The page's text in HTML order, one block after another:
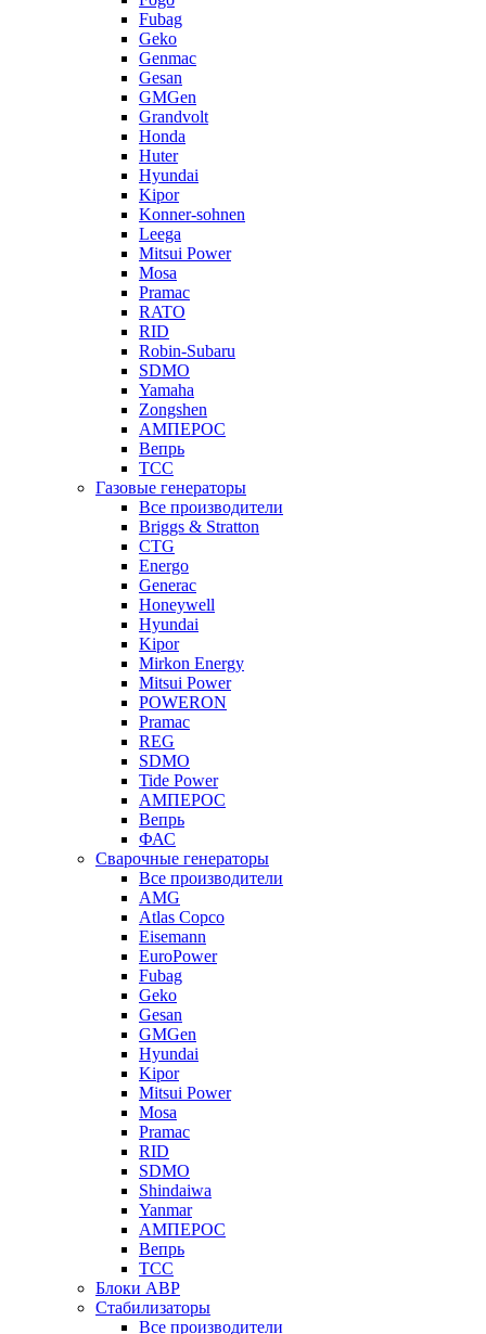
Fubag
Geko
Genmac
Gesan
GMGen
Grandvolt
Honda
Huter
Hyundai
Kipor
Konner-sohnen
Leega
Mitsui Power
Mosa
Pramac
RATO
RID
Robin-Subaru
SDMO
Yamaha
Zongshen
АМПЕРОС
Вепрь
ТСС
Газовые генераторы
Все производители
Briggs & Stratton
CTG
Energo
Generac
Honeywell
Hyundai
Kipor
Mirkon Energy
Mitsui Power
POWERON
Pramac
REG
SDMO
Tide Power
АМПЕРОС
Вепрь
ФАС
Сварочные генераторы
Все производители
AMG
Atlas Copco
Eisemann
EuroPower
Fubag
Geko
Gesan
GMGen
Hyundai
Kipor
Mitsui Power
Mosa
Pramac
RID
SDMO
Shindaiwa
Yanmar
АМПЕРОС
Вепрь
ТСС
Блоки АВР
Стабилизаторы
Все производители